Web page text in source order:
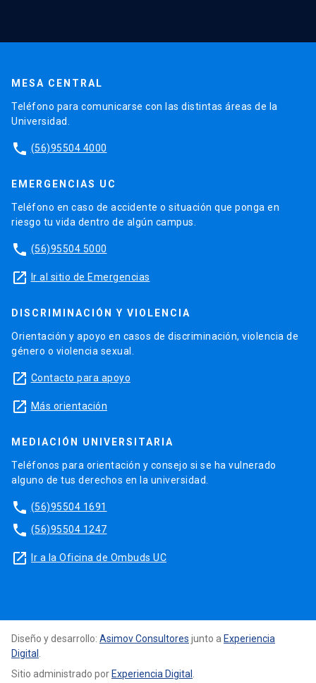
MESA CENTRAL
Teléfono para comunicarse con las distintas áreas de la
Universidad.
phone (56)95504 4000
EMERGENCIAS UC
Teléfono en caso de accidente o situación que ponga en
riesgo tu vida dentro de algún campus.
phone (56)95504 5000
launch Ir al sitio de Emergencias
DISCRIMINACIÓN Y VIOLENCIA
Orientación y apoyo en casos de discriminación, violencia de
género o violencia sexual.
launch Contacto para apoyo
launch Más orientación
MEDIACIÓN UNIVERSITARIA
Teléfonos para orientación y consejo si se ha vulnerado
alguno de tus derechos en la universidad.
phone (56)95504 1691
phone (56)95504 1247
launch Ir a la Oficina de Ombuds UC
Diseño y desarrollo: Asimov Consultores junto a Experiencia
Digital
Sitio administrado por Experiencia Digital